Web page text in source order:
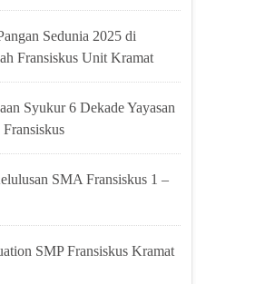
Sedunia 2025 di
Fransiskus Unit Kramat
Syukur 6 Dekade Yayasan
Fransiskus
SMA Fransiskus 1 –
SMP Fransiskus Kramat